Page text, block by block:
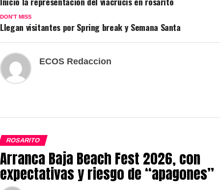
DON'T MISS
Llegan visitantes por Spring break y Semana Santa
ECOS Redaccion
ROSARITO
Arranca Baja Beach Fest 2026, con
expectativas y riesgo de “apagones”